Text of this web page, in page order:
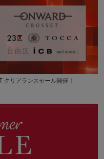
クリアランスセール開催！